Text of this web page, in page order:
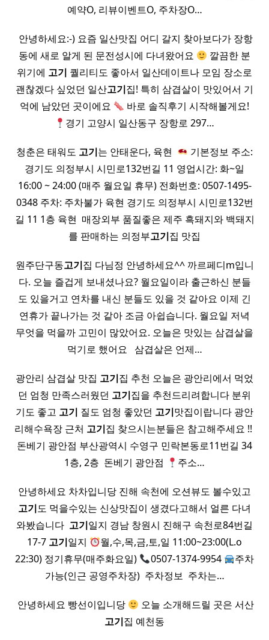
예약O, 리뷰이벤트O, 주차장O…
​ 안녕하세요:-) 요즘 일산맛집 어디 갈지 찾아보다가 장항
동에 새로 알게 된 문전성시에 다녀왔어요
깔끔한 분
위기에 고기 퀄리티도 좋아서 일산데이트나 모임 장소로
괜찮겠다 싶었던 일산고기집! 특히 삼겹살이 맛있어서 기
억에 남았던 곳이에요
바로 솔직후기 시작해볼게요!
경기 고양시 일산동구 장항로 297…
청춘은 태워도 고기는 안태운다, 육현 ​
기본정보 주소:
경기도 의정부시 시민로132번길 11 영업시간: 화~일
16:00 ~ 24:00 (매주 월요일 휴무) 전화번호: 0507-1495-
0348 주차: 주차불가 육현 경기도 의정부시 시민로132번
길 11 1층 육현 ​ 매장외부 품질좋은 제주 흑돼지와 백돼지
를 판매하는 의정부고기집 맛집
원주단구동고기집 다님정 안녕하세요^^ 까르페디m입니
다. 오늘 즐겁게 보내셨나요? 월요일이라 출근하신 분들
도 있을거고 연차를 내신 분들도 있을 것 같아요 이제 긴
연휴가 끝나가는 것 같아 조금 아쉽습니다. 월요일 저녁
무엇을 먹을까 고민이 많았어요. 오늘은 맛있는 삼겹살을
먹기로 했어요 ​ ​ 삼겹살은 언제…
광안리 삼겹살 맛집 고기집 추천 오늘은 광안리에서 먹었
던 엄청 만족스러웠던 고기집을 추천드리려합니다 분위
기도 좋고 고기 질도 엄청 좋았던 고기맛집이랍니다 광안
리해수욕장 근처 고기집 찾으시는분들은 참고해주세요 !! ​
돈베기 광안점 부산광역시 수영구 민락본동로11번길 34
1층, 2층 ​ 돈베기 광안점
주소…
안녕하세요 차차입니당 진해 속천에 오션뷰도 볼수있고
고기도 먹을수있는 신상맛집이 생겼다고해서 얼른 다녀
와봤습니다 ​ 고기일지 경남 창원시 진해구 속천로84번길
17-7 고기일지
월,수,목,금,토,일 11:00~23:00(L.o
22:30) 정기휴무(매주화요일)
0507-1374-9954
주차
가능(인근 공영주차장) ​ 주차정보 ​ 주차는…
​ 안녕하세요 빵선이입니당
오늘 소개해드릴 곳은 서산
고기집 예천동